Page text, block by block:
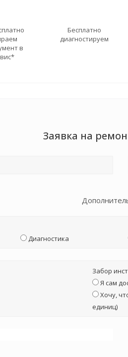
в
Бесплатно
диагностируем
Заявка на
Диагностика
Забор
Я сам
Хочу,
единиц)